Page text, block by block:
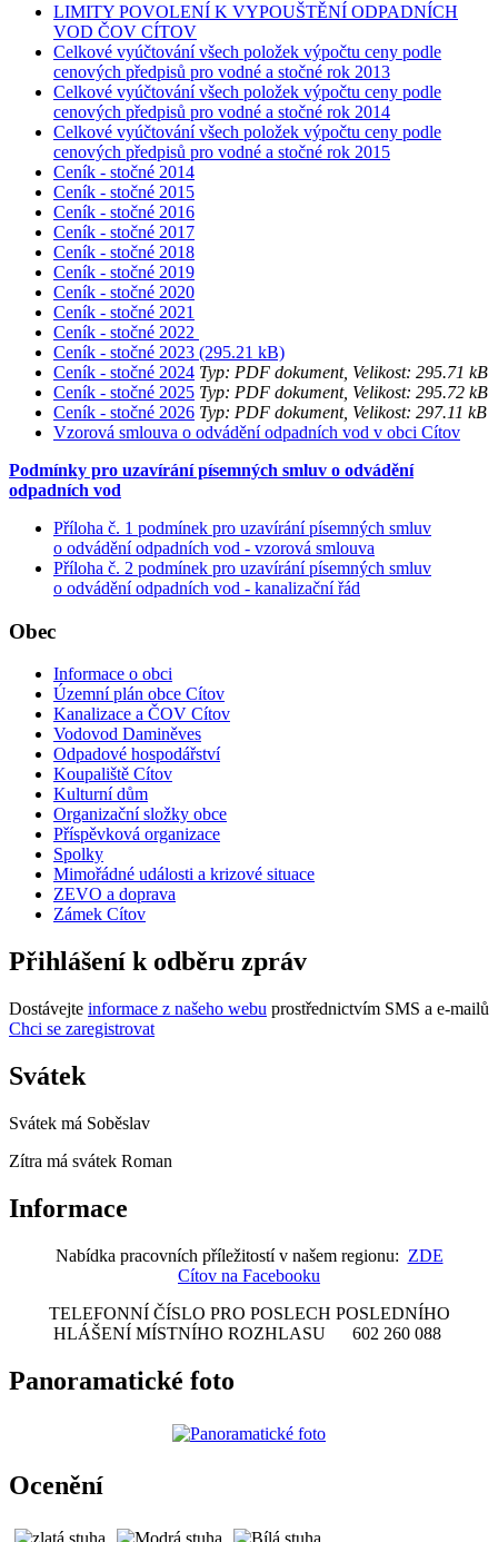
LIMITY POVOLENÍ K VYPOUŠTĚNÍ ODPADNÍCH
VOD ČOV CÍTOV
Celkové vyúčtování všech položek výpočtu ceny podle
cenových předpisů pro vodné a stočné rok 2013
Celkové vyúčtování všech položek výpočtu ceny podle
cenových předpisů pro vodné a stočné rok 2014
Celkové vyúčtování všech položek výpočtu ceny podle
cenových předpisů pro vodné a stočné rok 2015
Ceník - stočné 2014
Ceník - stočné 2015
Ceník - stočné 2016
Ceník - stočné 2017
Ceník - stočné 2018
Ceník - stočné 2019
Ceník - stočné 2020
Ceník - stočné 2021
Ceník - stočné 2022
Ceník - stočné 2023 (295.21 kB)
Ceník - stočné 2024 Typ: PDF dokument, Velikost: 295.71 kB
Ceník - stočné 2025 Typ: PDF dokument, Velikost: 295.72 kB
Ceník - stočné 2026 Typ: PDF dokument, Velikost: 297.11 kB
Vzorová smlouva o odvádění odpadních vod v obci Cítov
Podmínky pro uzavírání písemných smluv o odvádění
odpadních vod
Příloha č. 1 podmínek pro uzavírání písemných smluv
o odvádění odpadních vod - vzorová smlouva
Příloha č. 2 podmínek pro uzavírání písemných smluv
o odvádění odpadních vod - kanalizační řád
Obec
Informace o obci
Územní plán obce Cítov
Kanalizace a ČOV Cítov
Vodovod Daminěves
Odpadové hospodářství
Koupaliště Cítov
Kulturní dům
Organizační složky obce
Příspěvková organizace
Spolky
Mimořádné události a krizové situace
ZEVO a doprava
Zámek Cítov
Přihlášení k odběru zpráv
Dostávejte informace z našeho webu prostřednictvím SMS a e-mailů
Chci se zaregistrovat
Svátek
Svátek má Soběslav
Zítra má svátek Roman
Informace
Nabídka pracovních příležitostí v našem regionu: ZDE
Cítov na Facebooku
TELEFONNÍ ČÍSLO PRO POSLECH POSLEDNÍHO
HLÁŠENÍ MÍSTNÍHO ROZHLASU 602 260 088
Panoramatické foto
Ocenění